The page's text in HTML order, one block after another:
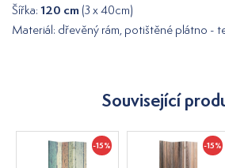
Šířka: 120 cm (3 x 40cm)
Materiál: dřevěný rám, potištěné plátno -
Související
-15% -15%